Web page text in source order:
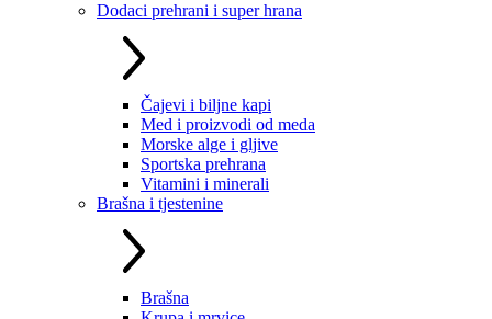
Dodaci prehrani i super hrana
Čajevi i biljne kapi
Med i proizvodi od meda
Morske alge i gljive
Sportska prehrana
Vitamini i minerali
Brašna i tjestenine
Brašna